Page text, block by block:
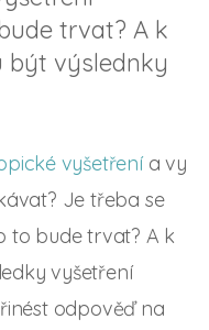
trvat? A k
být výslednky
vyšetřenía vy
Je třeba se
to bude trvat? A k
vyšetření
odpověď na